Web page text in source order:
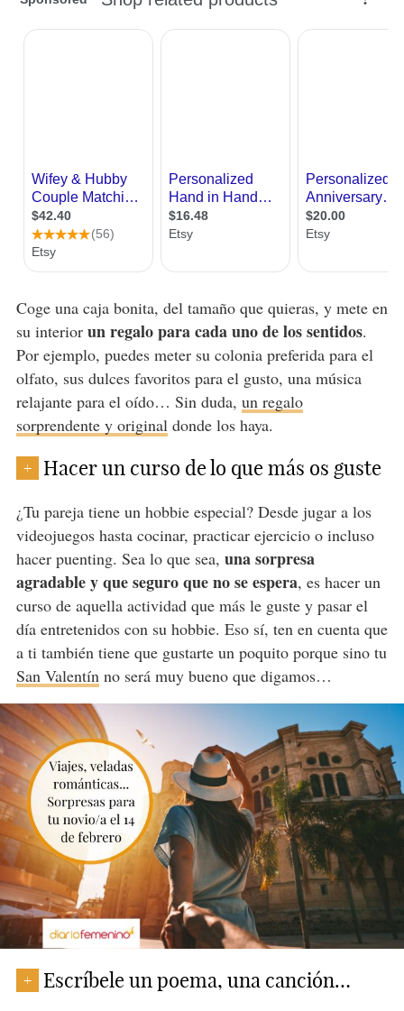
Coge una caja bonita, del tamaño que quieras, y mete en
su interior un regalo para cada uno de los sentidos.
Por ejemplo, puedes meter su colonia preferida para el
olfato, sus dulces favoritos para el gusto, una música
relajante para el oído… Sin duda, un regalo
sorprendente y originaldonde los haya.
+ Hacer un curso de lo que más os guste
¿Tu pareja tiene un hobbie especial? Desde jugar a los
videojuegos hasta cocinar, practicar ejercicio o incluso
hacer puenting. Sea lo que sea, una sorpresa
agradable y que seguro que no se espera, es hacer un
curso de aquella actividad que más le guste y pasar el
día entretenidos con su hobbie. Eso sí, ten en cuenta que
a ti también tiene que gustarte un poquito porque sino tu
San Valentínno será muy bueno que digamos…
+ Escríbele un poema, una canción…